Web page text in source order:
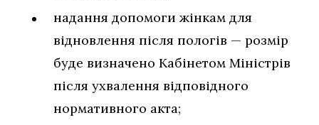
надання допомоги жінкам для
відновлення після пологів — розмір
буде визначено Кабінетом Міністрів
після ухвалення відповідного
нормативного акта;